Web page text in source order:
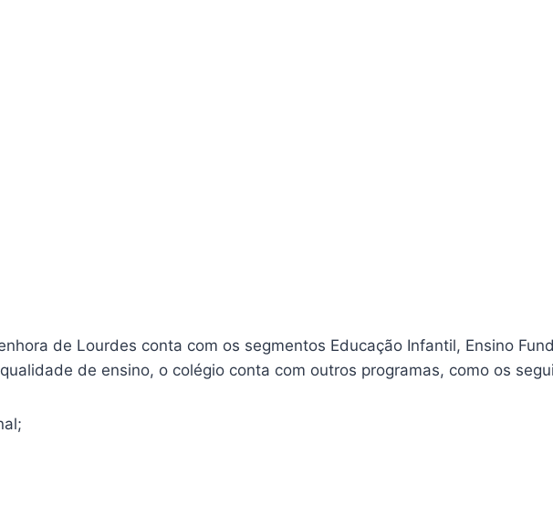
de Lourdes conta com os segmentos Educação Infantil, Ensino
de ensino, o colégio conta com outros programas, como os